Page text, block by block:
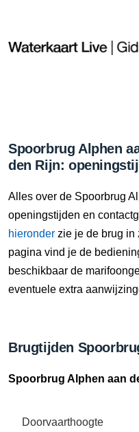
Spoorbrug Alphen
den Rijn:
Alles over de Spoorbrug
openingstijden en
hieronder zie je de brug in
pagina vind je de
beschikbaar de
eventuele extra
Brugtijden
Spoorbrug Alphen aan
Doorvaarthoogte